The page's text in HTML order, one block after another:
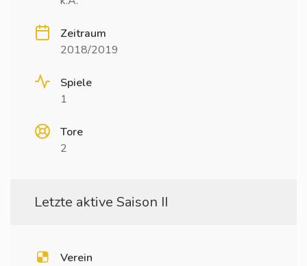
Zeitraum
2018/2019
Spiele
1
Tore
2
Letzte aktive Saison II
Verein